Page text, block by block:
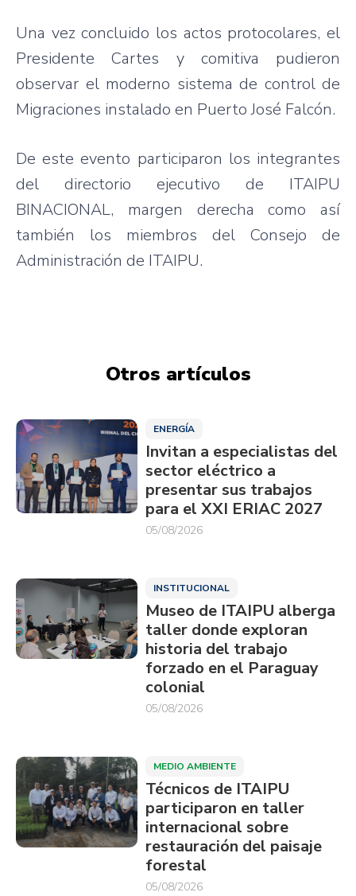
Una vez concluido los actos protocolares, el
Presidente Cartes y comitiva pudieron
observar el moderno sistema de control de
Migraciones instalado en Puerto José Falcón.
De este evento participaron los integrantes
del directorio ejecutivo de ITAIPU
BINACIONAL, margen derecha como así
también los miembros del Consejo de
Administración de ITAIPU.
Otros artículos
ENERGÍA
Invitan a especialistas del
sector eléctrico a
presentar sus trabajos
para el XXI ERIAC 2027
05/08/2026
INSTITUCIONAL
Museo de ITAIPU alberga
taller donde exploran
historia del trabajo
forzado en el Paraguay
colonial
05/08/2026
MEDIO AMBIENTE
Técnicos de ITAIPU
participaron en taller
internacional sobre
restauración del paisaje
forestal
05/08/2026